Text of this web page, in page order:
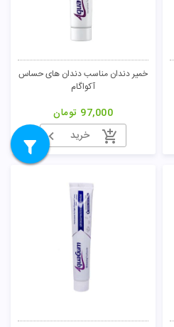
خمیر دندان مناسب دندان های حساس
آکواگام
97,000 تومان
خرید